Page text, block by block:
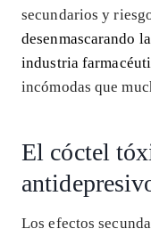
secundarios y
desenmascarando
industria
incómodas que
El cóctel
Los efectos